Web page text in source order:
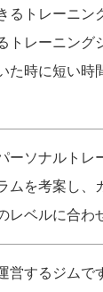
るトレーニン
トレーニング
た時に短い時
ーソナルトレ
ムを考案し
レベルに合わ
営するジムで